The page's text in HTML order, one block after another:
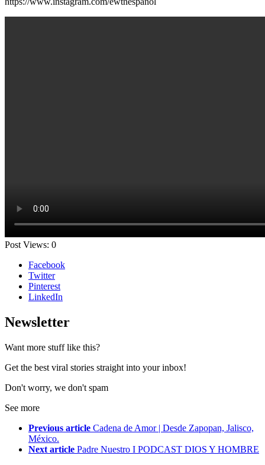
Post Views: 0
Facebook
Twitter
Pinterest
LinkedIn
Newsletter
Want more stuff like this?
Get the best viral stories straight into your inbox!
Don't worry, we don't spam
See more
Previous article Cadena de Amor | Desde Zapopan, Jalisco,
México.
Next article Padre Nuestro I PODCAST DIOS Y HOMBRE